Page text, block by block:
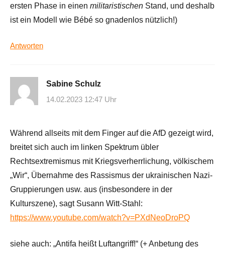
ersten Phase in einen militaristischen Stand, und deshalb
ist ein Modell wie Bébé so gnadenlos nützlich!)
Antworten
Sabine Schulz
14.02.2023 12:47 Uhr
Während allseits mit dem Finger auf die AfD gezeigt wird,
breitet sich auch im linken Spektrum übler
Rechtsextremismus mit Kriegsverherrlichung, völkischem
„Wir“, Übernahme des Rassismus der ukrainischen Nazi-
Gruppierungen usw. aus (insbesondere in der
Kulturszene), sagt Susann Witt-Stahl:
https://www.youtube.com/watch?v=PXdNeoDroPQ
siehe auch: „Antifa heißt Luftangriff!“ (+ Anbetung des